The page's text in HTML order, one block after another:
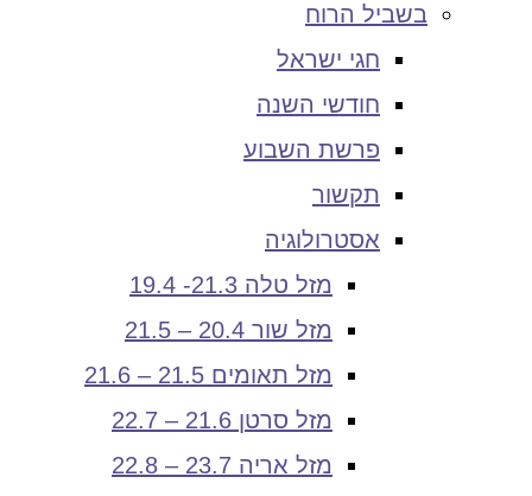
בשביל הרוח
חגי ישראל
חודשי השנה
פרשת השבוע
תקשור
אסטרולוגיה
מזל טלה 21.3- 19.4
מזל שור 20.4 – 21.5
מזל תאומים 21.5 – 21.6
מזל סרטן 21.6 – 22.7
מזל אריה 23.7 – 22.8